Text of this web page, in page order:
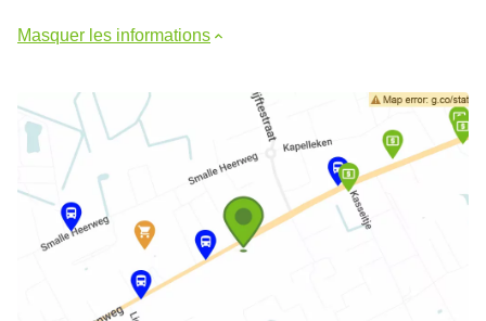
Masquer les informations